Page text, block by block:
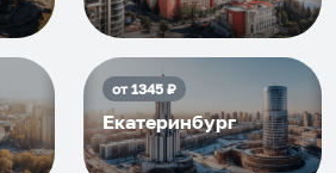
от1345₽
Екатеринбург